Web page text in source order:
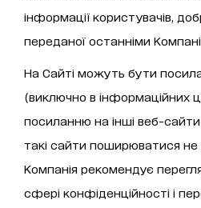
інформації користувачів,
переданої останніми
На Сайті можуть бути
(виключно в інформаційних
посиланню на інші веб-сайти
такі сайти поширюватися не
Компанія рекомендує
сфері конфіденційності і